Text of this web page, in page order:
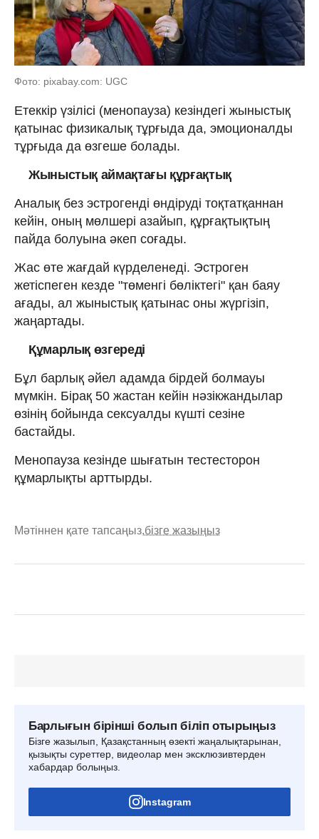
Фото: pixabay.com: UGC
Етеккір үзілісі (менопауза) кезіндегі жыныстық
қатынас физикалық тұрғыда да, эмоционалды
тұрғыда да өзгеше болады.
Жыныстық аймақтағы құрғақтық
Аналық без эстрогенді өндіруді тоқтатқаннан
кейін, оның мөлшері азайып, құрғақтықтың
пайда болуына әкеп соғады.
Жас өте жағдай күрделенеді. Эстроген
жетіспеген кезде "төменгі бөліктегі" қан баяу
ағады, ал жыныстық қатынас оны жүргізіп,
жаңартады.
Құмарлық өзгереді
Бұл барлық әйел адамда бірдей болмауы
мүмкін. Бірақ 50 жастан кейін нәзікжандылар
өзінің бойында сексуалды күшті сезіне
бастайды.
Менопауза кезінде шығатын тестесторон
құмарлықты арттырды.
Мәтіннен қате тапсаңыз,бізге жазыңыз
Барлығын бірінші болып біліп отырыңыз
Бізге жазылып, Қазақстанның өзекті жаңалықтарынан,
қызықты суреттер, видеолар мен эксклюзивтерден
хабардар болыңыз.
Instagram